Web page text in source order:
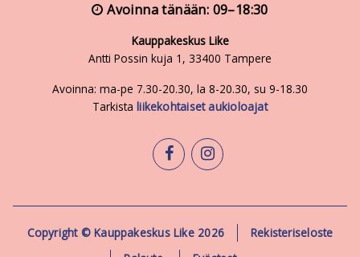
Avoinna tänään: 09–18:30
Kauppakeskus Like
Antti Possin kuja 1, 33400 Tampere
Avoinna: ma-pe 7.30-20.30, la 8-20.30, su 9-18.30
Tarkista liikekohtaiset aukioloajat
facebookinstagram
Copyright © Kauppakeskus Like 2026
Rekisteriseloste